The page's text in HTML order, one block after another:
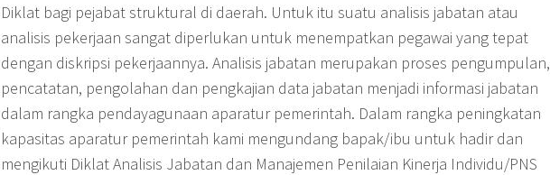
Diklat bagi pejabat struktural di daerah. Untuk itu suatu analisis jabatan atau
analisis pekerjaan sangat diperlukan untuk menempatkan pegawai yang tepat
dengan diskripsi pekerjaannya. Analisis jabatan merupakan proses pengumpulan,
pencatatan, pengolahan dan pengkajian data jabatan menjadi informasi jabatan
dalam rangka pendayagunaan aparatur pemerintah. Dalam rangka peningkatan
kapasitas aparatur pemerintah kami mengundang bapak/ibu untuk hadir dan
mengikuti Diklat Analisis Jabatan dan Manajemen Penilaian Kinerja Individu/PNS